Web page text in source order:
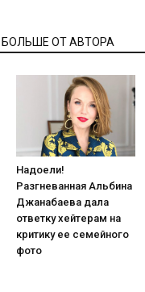
БОЛЬШЕ ОТ АВТОРА
Надоели!
Разгневанная Альбина
Джанабаева дала
ответку хейтерам на
критику ее семейного
фото